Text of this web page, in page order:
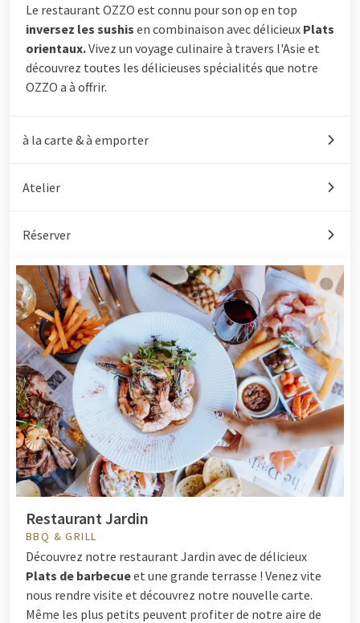
Le restaurant OZZO est connu pour son op en top
inversez les sushis en combinaison avec délicieux Plats
orientaux.Vivez un voyage culinaire à travers l'Asie et
découvrez toutes les délicieuses spécialités que notre
OZZO a à offrir.
à la carte & à emporter
Atelier
Réserver
Restaurant Jardin
BBQ & GRILL
Découvrez notre restaurant Jardin avec de délicieux
Plats de barbecueet une grande terrasse ! Venez vite
nous rendre visite et découvrez notre nouvelle carte.
Même les plus petits peuvent profiter de notre aire de